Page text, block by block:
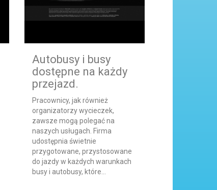
Autobusy i busy
dostępne na każdy
przejazd.
Pracownicy, jak również
organizatorzy wycieczek,
zawsze mogą polegać na
naszych usługach. Firma
udostępnia świetnie
przygotowane, przystosowane
do jazdy w każdych warunkach
busy i autobusy, które...